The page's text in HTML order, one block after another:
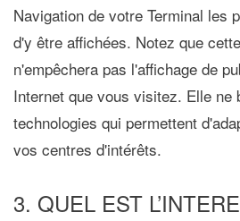
Navigation de votre Terminal les
d'y être affichées. Notez que
n'empêchera pas l'affichage de
Internet que vous visitez. Elle ne
technologies qui permettent
vos centres d'intérêts.
3. QUEL EST